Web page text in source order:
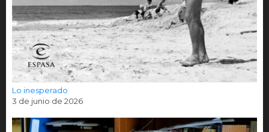
Lo inesperado
3 de junio de 2026